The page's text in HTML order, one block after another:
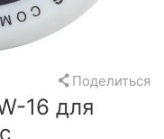
Поделиться
16 для